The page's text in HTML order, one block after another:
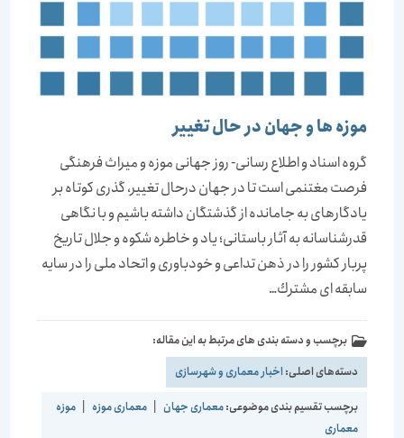
موزه ها و جهان در حال تغییر
گروه اسناد و اطلاع رسانی- روز جهانی موزه و میراث فرهنگی
فرصت مغتنمی است تا در جهان درحال تغییر، گذری كوتاه بر
یادگارهای به جامانده از گذشتگان داشته باشیم و با نگاهی
قدرشناسانه به آثار باستانی؛ یاد و خاطره شكوه و جلال تاریخ
پربار كشور را در ذهن تداعی و خودباوری و اتحاد ملی را در سایه
سابقه ای مشترك…
برچسب و دسته بندی های مرتبط به این مقاله:
دسته‌های اصلی:اخبار معماری و شهرسازی
برچسب تقسیم بندی موضوعی:معماری جهان | معماری موزه |
موزه
معماری